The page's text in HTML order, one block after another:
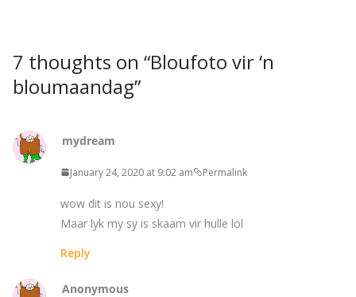
7 thoughts on “Bloufoto vir ‘n
bloumaandag”
mydream
January 24, 2020 at 9:02 am Permalink
wow dit is nou sexy!
Maar lyk my sy is skaam vir hulle lol
Reply
Anonymous